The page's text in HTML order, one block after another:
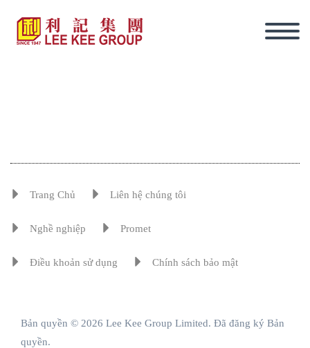
Trang Chủ Liên hệ chúng tôi
Nghề nghiệp Promet
Điều khoản sử dụng Chính sách bảo mật
Bản quyền © 2026 Lee Kee Group Limited. Đã đăng ký Bản
quyền.